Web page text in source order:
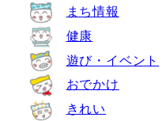
まち情報
健康
遊び・イベント
おでかけ
きれい